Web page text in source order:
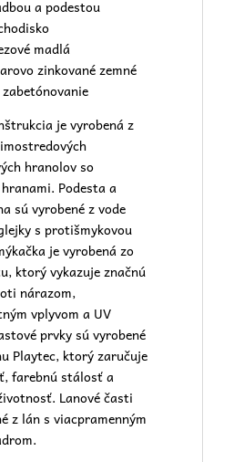
a podestou
madlá
zinkované zemné
je vyrobená z
hranolov so
Podesta a
sú vyrobené z vode
s protišmykovou
je vyrobená zo
ktorý vykazuje značnú
nárazom,
vplyvom a UV
prvky sú vyrobené
Playtec, ktorý zaručuje
farebnú stálosť a
Lanové časti
z lán s viacpramenným